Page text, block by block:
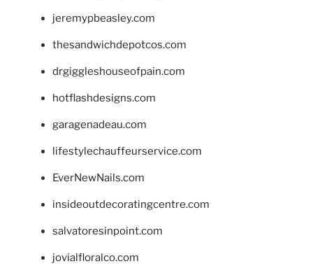
jeremypbeasley.com
thesandwichdepotcos.com
drgiggleshouseofpain.com
hotflashdesigns.com
garagenadeau.com
lifestylechauffeurservice.com
EverNewNails.com
insideoutdecoratingcentre.com
salvatoresinpoint.com
jovialfloralco.com